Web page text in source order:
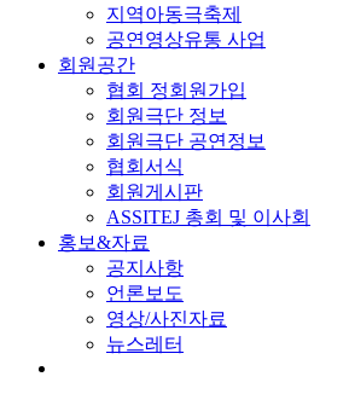
지역아동극축제
공연영상유통 사업
회원공간
협회 정회원가입
회원극단 정보
회원극단 공연정보
협회서식
회원게시판
ASSITEJ 총회 및 이사회
홍보&자료
공지사항
언론보도
영상/사진자료
뉴스레터